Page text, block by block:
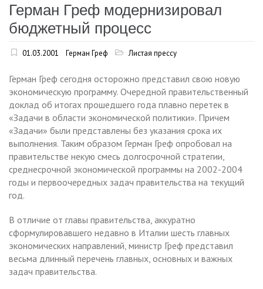
Герман Греф модернизировал
бюджетный процесс
01.03.2001 Герман Греф Листая прессу
Герман Греф сегодня осторожно представил свою новую
экономическую программу. Очередной правительственный
доклад об итогах прошедшего года плавно перетек в
«Задачи в области экономической политики». Причем
«Задачи» были представлены без указания срока их
выполнения. Таким образом Герман Греф опробовал на
правительстве некую смесь долгосрочной стратегии,
среднесрочной экономической программы на 2002-2004
годы и первоочередных задач правительства на текущий
год.
В отличие от главы правительства, аккуратно
сформулировавшего недавно в Италии шесть главных
экономических направлений, министр Греф представил
весьма длинный перечень главных, основных и важных
задач правительства.